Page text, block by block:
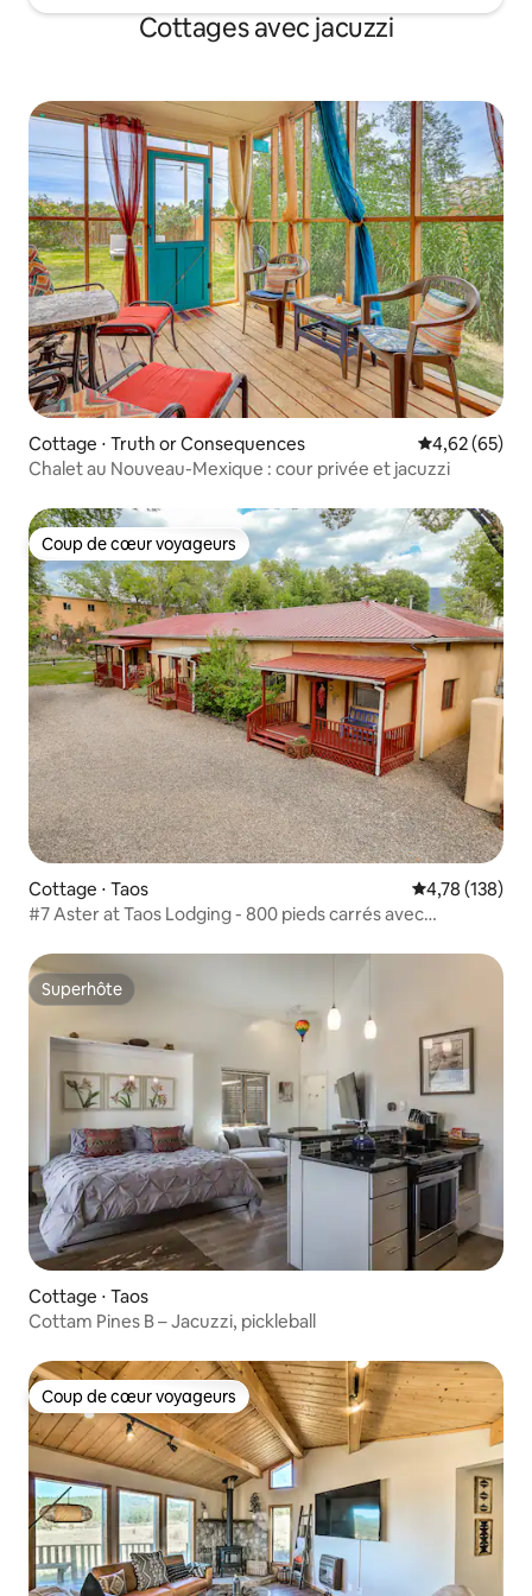
Cottages avec jacuzzi
Cottage ⋅ Truth or Consequences Évaluation
4,62 (65)
Chalet au Nouveau-Mexique : cour privée et jacuzzi
Coup de cœur voyageurs
Coup de cœur voyageurs
Cottage ⋅ Taos Évaluation
4,78 (138)
#7 Aster at Taos Lodging - 800 pieds carrés avec
Superhôte
Superhôte
Cottage ⋅ Taos
Cottam Pines B – Jacuzzi, pickleball
Coup de cœur voyageurs
Coup de cœur voyageurs